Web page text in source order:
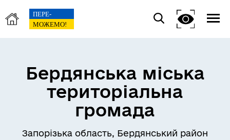
Бердянська міська
територіальна
громада
Запорізька область, Бердянський район